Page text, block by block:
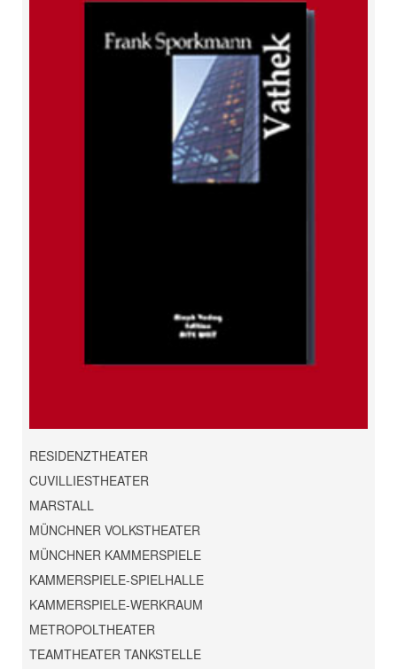
RESIDENZTHEATER
CUVILLIESTHEATER
MARSTALL
MÜNCHNER VOLKSTHEATER
MÜNCHNER KAMMERSPIELE
KAMMERSPIELE-SPIELHALLE
KAMMERSPIELE-WERKRAUM
METROPOLTHEATER
TEAMTHEATER TANKSTELLE